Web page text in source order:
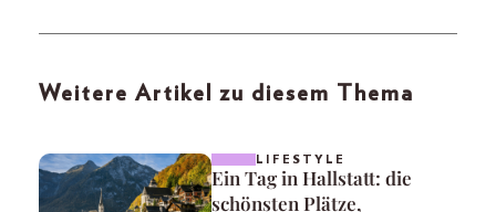
Weitere Artikel zu diesem Thema
LIFESTYLE
Ein Tag in Hallstatt: die
schönsten Plätze,